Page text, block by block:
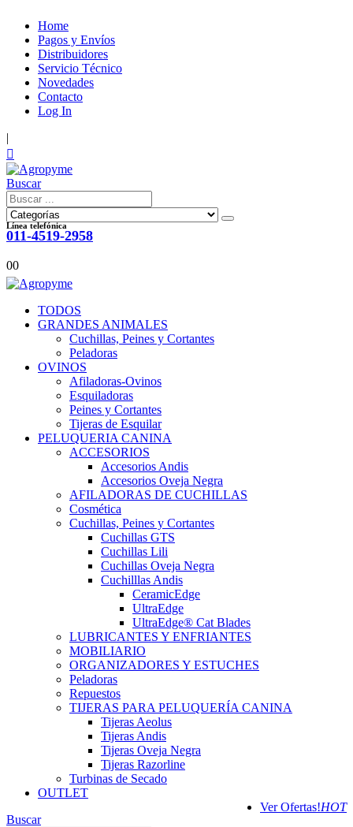
Home
Pagos y Envíos
Distribuidores
Servicio Técnico
Novedades
Contacto
Log In
|
Buscar
Línea telefónica
011-4519-2958
00
TODOS
GRANDES ANIMALES
Cuchillas, Peines y Cortantes
Peladoras
OVINOS
Afiladoras-Ovinos
Esquiladoras
Peines y Cortantes
Tijeras de Esquilar
PELUQUERIA CANINA
ACCESORIOS
Accesorios Andis
Accesorios Oveja Negra
AFILADORAS DE CUCHILLAS
Cosmética
Cuchillas, Peines y Cortantes
Cuchillas GTS
Cuchillas Lili
Cuchillas Oveja Negra
Cuchilllas Andis
CeramicEdge
UltraEdge
UltraEdge® Cat Blades
LUBRICANTES Y ENFRIANTES
MOBILIARIO
ORGANIZADORES Y ESTUCHES
Peladoras
Repuestos
TIJERAS PARA PELUQUERÍA CANINA
Tijeras Aeolus
Tijeras Andis
Tijeras Oveja Negra
Tijeras Razorline
Turbinas de Secado
OUTLET
Ver Ofertas!HOT
Buscar